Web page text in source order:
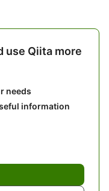
use Qiita more
needs
information